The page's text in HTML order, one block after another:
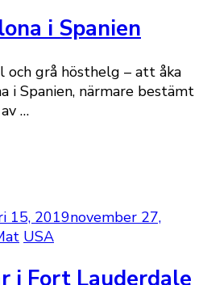
i Spanien
grå hösthelg – att åka
i Spanien, närmare bestämt
…
15, 2019november 27,
USA
i Fort Lauderdale